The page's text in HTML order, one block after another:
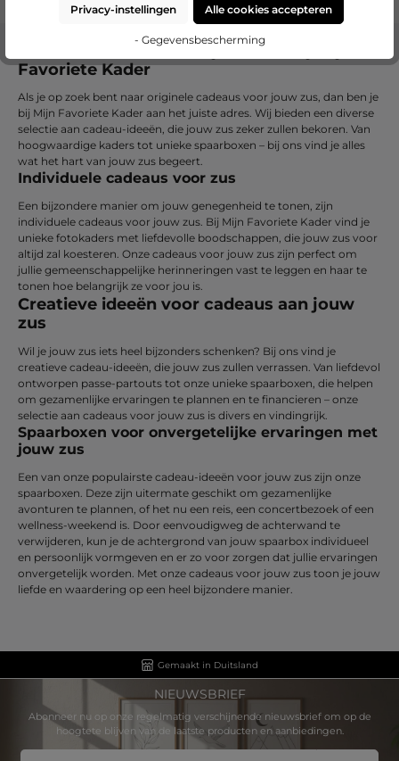
De beste cadeaus voor jouw zus bij Mijn
Favoriete Kader
Als je op zoek bent naar originele cadeaus voor jouw zus, dan ben je
bij Mijn Favoriete Kader aan het juiste adres. Wij bieden een diverse
selectie aan cadeau-ideeën, die jouw zus zeker zullen bekoren. Van
hoogwaardige kaders tot unieke spaarboxen – bij ons vind je alles
wat het hart van jouw zus begeert.
Individuele cadeaus voor zus
Een bijzondere manier om jouw genegenheid te tonen, zijn
individuele cadeaus voor jouw zus. Bij Mijn Favoriete Kader vind je
unieke fotokaders met liefdevolle boodschappen, die jouw zus voor
altijd zal koesteren. Onze cadeaus voor jouw zus zijn perfect om
jullie gemeenschappelijke herinneringen vast te leggen en haar te
tonen hoe belangrijk ze voor jou is.
Creatieve ideeën voor cadeaus aan jouw
zus
Wil je jouw zus iets heel bijzonders schenken? Bij ons vind je
creatieve cadeau-ideeën, die jouw zus zullen verrassen. Van liefdevol
ontworpen passe-partouts tot onze unieke spaarboxen, die helpen
om gezamenlijke ervaringen te plannen en te financieren – onze
selectie aan cadeaus voor jouw zus is divers en vindingrijk.
Spaarboxen voor onvergetelijke ervaringen met
jouw zus
Een van onze populairste cadeau-ideeën voor jouw zus zijn onze
spaarboxen. Deze zijn uitermate geschikt om gezamenlijke
avonturen te plannen, of het nu een reis, een concertbezoek of een
wellness-weekend is. Door eenvoudigweg de achterwand te
verwijderen, kun je de achtergrond van jouw spaarbox individueel
en persoonlijk vormgeven en er zo voor zorgen dat jullie ervaringen
onvergetelijk worden. Met onze cadeaus voor jouw zus toon je jouw
liefde en waardering op een heel bijzondere manier.
Gemaakt in Duitsland
NIEUWSBRIEF
Abonneer nu op onze regelmatig verschijnende nieuwsbrief om op de
hoogtete blijven van de laatste producten en aanbiedingen.
Privacy-instellingen Alle cookies accepteren
- Gegevensbescherming